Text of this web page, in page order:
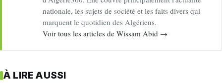
nationale, les sujets de société et les faits divers qui
marquent le quotidien des Algériens.
Voir tous les articles de Wissam Abid →
À LIRE AUSSI